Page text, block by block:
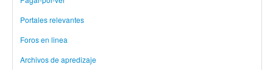
Portales relevantes
Foros en linea
Archivos de apredizaje